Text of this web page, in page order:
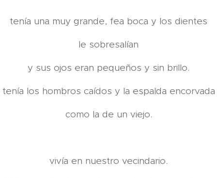
tenía una muy grande, fea boca y los dientes
le sobresalían
y sus ojos eran pequeños y sin brillo.
tenía los hombros caídos y la espalda encorvada
como la de un viejo.
vivía en nuestro vecindario.